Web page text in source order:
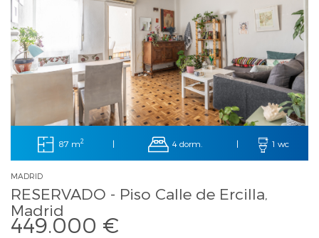
87 m2 | 4 dorm. | 1 wc
MADRID
RESERVADO - Piso Calle de Ercilla,
Madrid
449.000 €